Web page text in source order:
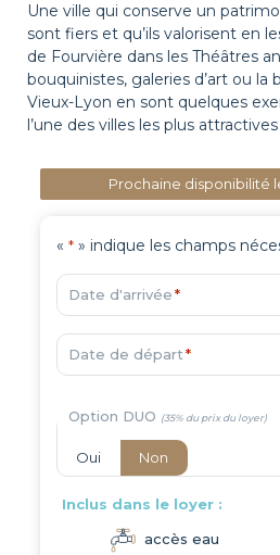
Une ville qui conserve un
sont fiers et qu’ils valorisent en
de Fourvière dans les Théâtres
bouquinistes, galeries d’art ou
Vieux-Lyon en sont quelques
l’une des villes les plus attractives
Prochaine disponibilité
« *» indique les champs
Date d'arrivée *
Date de départ *
Option DUO
Oui Non
Inclus dans le loyer :
accès eau